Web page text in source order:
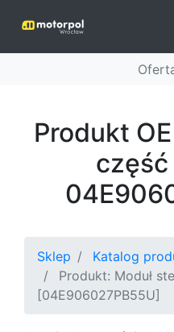
Produkt
część
Sklep
Katalog
Produkt: Moduł
[04E906027PB55U]